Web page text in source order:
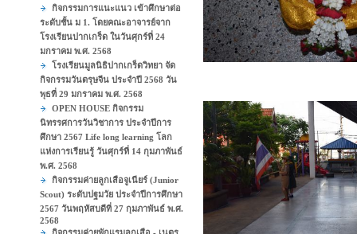
กิจกรรมการแนะแนว เข้าศึกษาต่อ
ระดับชั้น ม 1. โดยคณะอาจารย์จาก
โรงเรียนปากเกร็ด ในวันศุกร์ที่ 24
มกราคม พ.ศ. 2568
โรงเรียนมูลนิธิปากเกร็ดวิทยา จัด
กิจกรรมวันตรุษจีน ประจำปี 2568 วัน
พุธที่ 29 มกราคม พ.ศ. 2568
OPEN HOUSE กิจกรรม
นิทรรศการวันวิชาการ ประจำปีการ
ศึกษา 2567 Life long learning โลก
แห่งการเรียนรู้ วันศุกร์ที่ 14 กุมภาพันธ์
พ.ศ. 2568
กิจกรรมค่ายลูกเสือจูเนียร์ (Junior
Scout) ระดับปฐมวัย ประจำปีการศึกษา
2567 วันพฤหัสบดีที่ 27 กุมภาพันธ์ พ.ศ.
2568